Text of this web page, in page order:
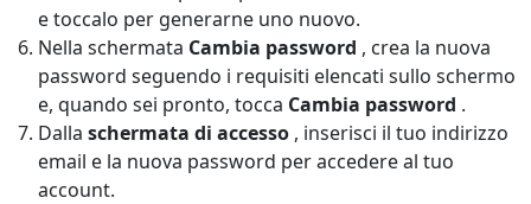
e toccalo per generarne uno nuovo.
Nella schermata Cambia password , crea la nuova
password seguendo i requisiti elencati sullo schermo
e, quando sei pronto, tocca Cambia password .
Dalla schermata di accesso , inserisci il tuo indirizzo
email e la nuova password per accedere al tuo
account.